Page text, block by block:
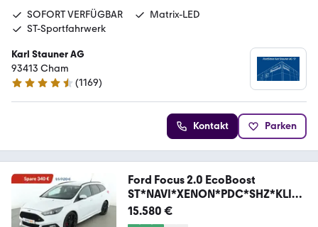
SOFORT VERFÜGBAR
Matrix-LED
ST-Sportfahrwerk
Karl Stauner AG
93413 Cham
4.4 Sterne
(1169)
Kontakt Parken
Ford Focus 2.0 EcoBoost
ST*NAVI*XENON*PDC*SHZ*KLIM
A*
15.580 €